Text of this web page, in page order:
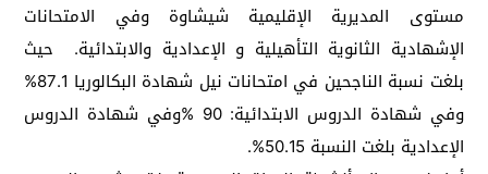
مستوى المديرية الإقليمية شيشاوة وفي الامتحانات
الإشهادية الثانوية التأهيلية و الإعدادية والابتدائية. حيث
بلغت نسبة الناجحين في امتحانات نيل شهادة البكالوريا 87.1%
وفي شهادة الدروس الابتدائية: 90 %وفي شهادة الدروس
الإعدادية بلغت النسبة 50.15%.